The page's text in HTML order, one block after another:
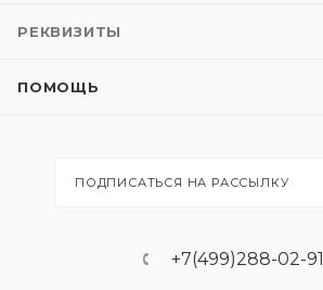
РЕКВИЗИТЫ
ПОМОЩЬ
ПОДПИСАТЬСЯ НА РАССЫЛКУ
+7(499)288-02-91